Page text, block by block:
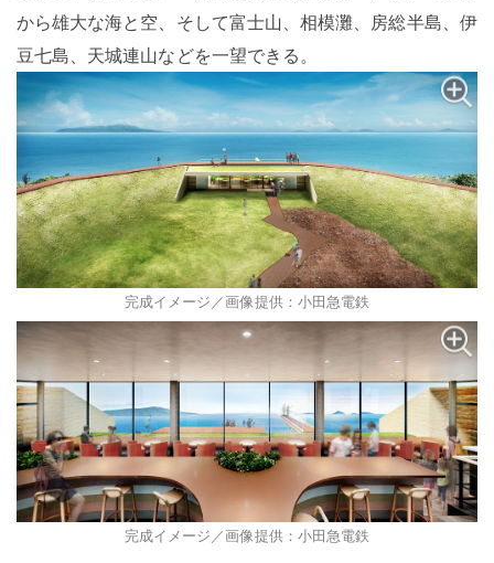
から雄大な海と空、そして富士山、相模灘、房総半島、伊
豆七島、天城連山などを一望できる。
完成イメージ／画像提供：小田急電鉄
完成イメージ／画像提供：小田急電鉄